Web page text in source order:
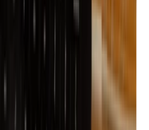
อผู้ที่หงใหลในดนตรี,
ยเพิ่มระดับการฝึกฝน